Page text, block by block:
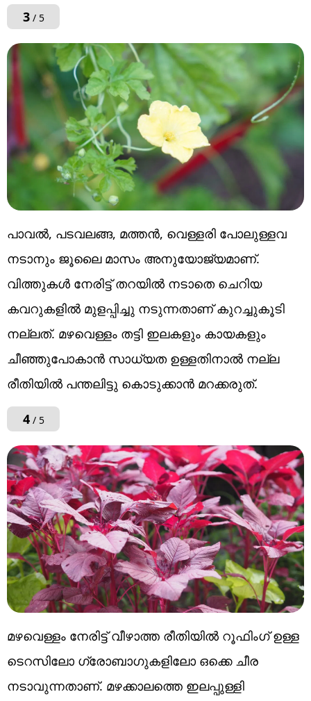
3/ 5
പാവൽ, പടവലങ്ങ, മത്തൻ, വെള്ളരി പോലുള്ളവ
നടാനും ജൂലൈ മാസം അനുയോജ്യമാണ്.
വിത്തുകൾ നേരിട്ട് തറയിൽ നടാതെ ചെറിയ
കവറുകളിൽ മുളപ്പിച്ചു നടുന്നതാണ് കുറച്ചുകൂടി
നല്ലത്. മഴവെള്ളം തട്ടി ഇലകളും കായകളും
ചീഞ്ഞുപോകാൻ സാധ്യത ഉള്ളതിനാൽ നല്ല
രീതിയിൽ പന്തലിട്ടു കൊടുക്കാൻ മറക്കരുത്.
4/ 5
മഴവെള്ളം നേരിട്ട് വീഴാത്ത രീതിയിൽ റൂഫിംഗ് ഉള്ള
ടെറസിലോ ഗ്രോബാഗുകളിലോ ഒക്കെ ചീര
നടാവുന്നതാണ്. മഴക്കാലത്തെ ഇലപ്പുള്ളി